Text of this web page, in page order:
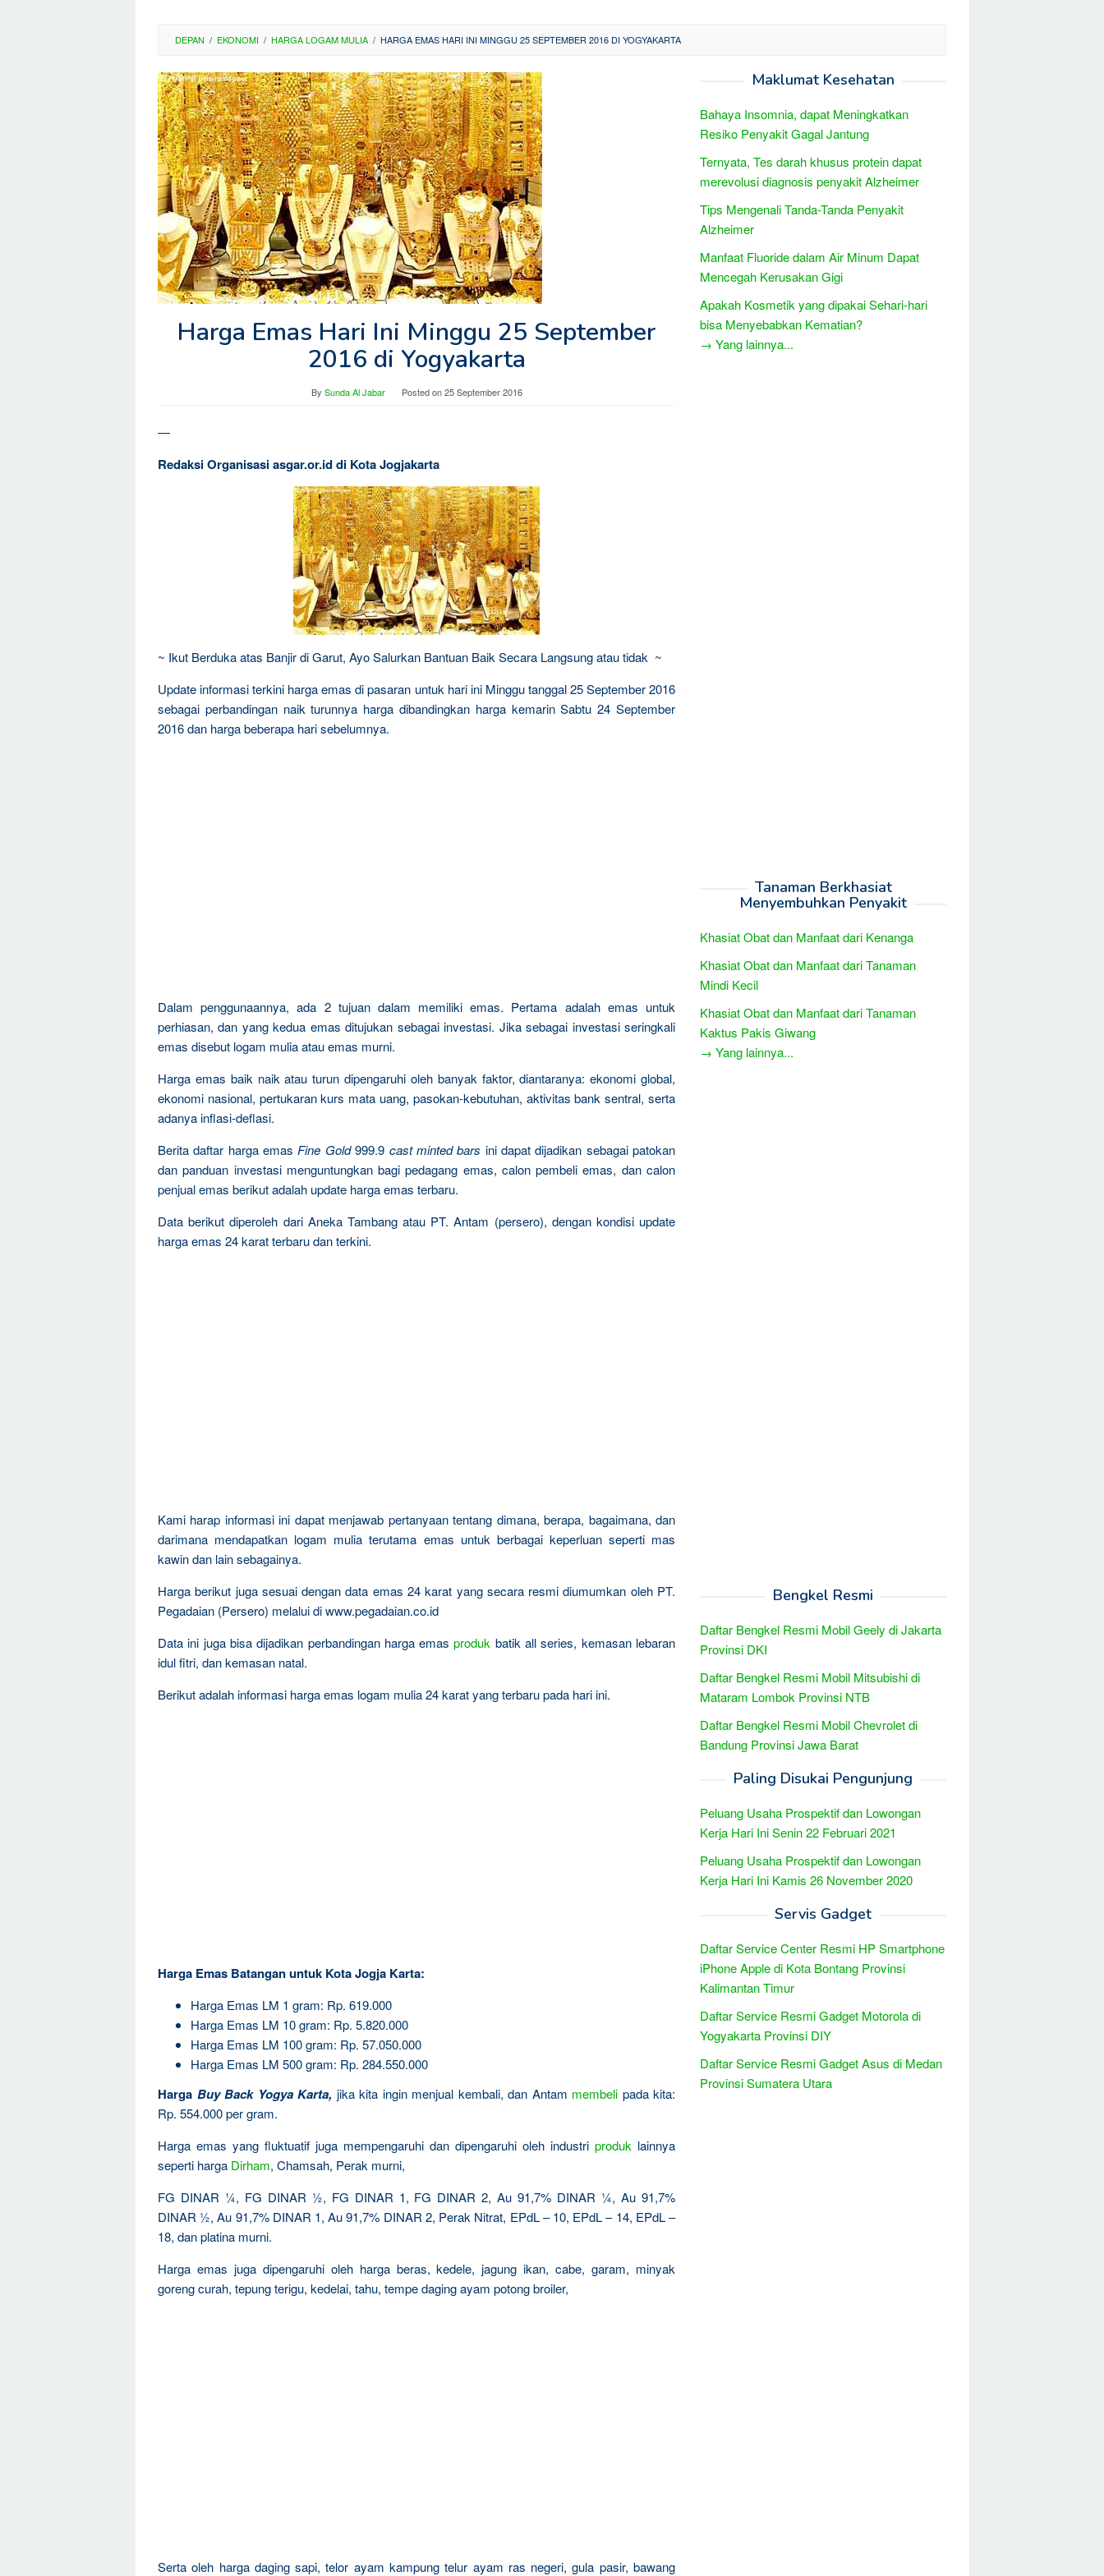
DEPAN / EKONOMI / HARGA LOGAM MULIA / HARGA EMAS HARI INI MINGGU 25 SEPTEMBER 2016 DI YOGYAKARTA
Harga Emas Hari Ini Minggu 25 September
2016 di Yogyakarta
By Sunda Al Jabar Posted on25 September 2016
—
Redaksi Organisasi asgar.or.id di Kota Jogjakarta
~ Ikut Berduka atas Banjir di Garut, Ayo Salurkan Bantuan Baik Secara Langsung atau tidak ~
Update informasi terkini harga emas di pasaran untuk hari ini Minggu tanggal 25 September 2016
sebagai perbandingan naik turunnya harga dibandingkan harga kemarin Sabtu 24 September
2016 dan harga beberapa hari sebelumnya.
Dalam penggunaannya, ada 2 tujuan dalam memiliki emas. Pertama adalah emas untuk
perhiasan, dan yang kedua emas ditujukan sebagai investasi. Jika sebagai investasi seringkali
emas disebut logam mulia atau emas murni.
Harga emas baik naik atau turun dipengaruhi oleh banyak faktor, diantaranya: ekonomi global,
ekonomi nasional, pertukaran kurs mata uang, pasokan-kebutuhan, aktivitas bank sentral, serta
adanya inflasi-deflasi.
Berita daftar harga emas Fine Gold999.9 cast minted bars ini dapat dijadikan sebagai patokan
dan panduan investasi menguntungkan bagi pedagang emas, calon pembeli emas, dan calon
penjual emas berikut adalah update harga emas terbaru.
Data berikut diperoleh dari Aneka Tambang atau PT. Antam (persero), dengan kondisi update
harga emas 24 karat terbaru dan terkini.
Kami harap informasi ini dapat menjawab pertanyaan tentang dimana, berapa, bagaimana, dan
darimana mendapatkan logam mulia terutama emas untuk berbagai keperluan seperti mas
kawin dan lain sebagainya.
Harga berikut juga sesuai dengan data emas 24 karat yang secara resmi diumumkan oleh PT.
Pegadaian (Persero) melalui di www.pegadaian.co.id
Data ini juga bisa dijadikan perbandingan harga emasproduk batik all series, kemasan lebaran
idul fitri, dan kemasan natal.
Berikut adalah informasi harga emas logam mulia 24 karat yang terbaru pada hari ini.
Harga Emas Batangan untuk Kota Jogja Karta:
Harga Emas LM 1 gram: Rp. 619.000
Harga Emas LM 10 gram: Rp. 5.820.000
Harga Emas LM 100 gram: Rp. 57.050.000
Harga Emas LM 500 gram: Rp. 284.550.000
Harga Buy Back Yogya Karta, jika kita ingin menjual kembali, dan Antam membeli pada kita:
Rp. 554.000 per gram.
Harga emas yang fluktuatif juga mempengaruhi dan dipengaruhi oleh industri produk lainnya
seperti harga Dirham, Chamsah, Perak murni,
FG DINAR ¼, FG DINAR ½, FG DINAR 1, FG DINAR 2, Au 91,7% DINAR ¼, Au 91,7%
DINAR ½, Au 91,7% DINAR 1, Au 91,7% DINAR 2, Perak Nitrat, EPdL – 10, EPdL – 14, EPdL –
18, dan platina murni.
Harga emas juga dipengaruhi oleh harga beras, kedele, jagung ikan, cabe, garam, minyak
goreng curah, tepung terigu, kedelai, tahu, tempe daging ayam potong broiler,
Serta oleh harga daging sapi, telor ayam kampung telur ayam ras negeri, gula pasir, bawang
Maklumat Kesehatan
Bahaya Insomnia, dapat Meningkatkan
Resiko Penyakit Gagal Jantung
Ternyata, Tes darah khusus protein dapat
merevolusi diagnosis penyakit Alzheimer
Tips Mengenali Tanda-Tanda Penyakit
Alzheimer
Manfaat Fluoride dalam Air Minum Dapat
Mencegah Kerusakan Gigi
Apakah Kosmetik yang dipakai Sehari-hari
bisa Menyebabkan Kematian?
→ Yang lainnya...
Tanaman Berkhasiat
Menyembuhkan Penyakit
Khasiat Obat dan Manfaat dari Kenanga
Khasiat Obat dan Manfaat dari Tanaman
Mindi Kecil
Khasiat Obat dan Manfaat dari Tanaman
Kaktus Pakis Giwang
→ Yang lainnya...
Bengkel Resmi
Daftar Bengkel Resmi Mobil Geely di Jakarta
Provinsi DKI
Daftar Bengkel Resmi Mobil Mitsubishi di
Mataram Lombok Provinsi NTB
Daftar Bengkel Resmi Mobil Chevrolet di
Bandung Provinsi Jawa Barat
Paling Disukai Pengunjung
Peluang Usaha Prospektif dan Lowongan
Kerja Hari Ini Senin 22 Februari 2021
Peluang Usaha Prospektif dan Lowongan
Kerja Hari Ini Kamis 26 November 2020
Servis Gadget
Daftar Service Center Resmi HP Smartphone
iPhone Apple di Kota Bontang Provinsi
Kalimantan Timur
Daftar Service Resmi Gadget Motorola di
Yogyakarta Provinsi DIY
Daftar Service Resmi Gadget Asus di Medan
Provinsi Sumatera Utara